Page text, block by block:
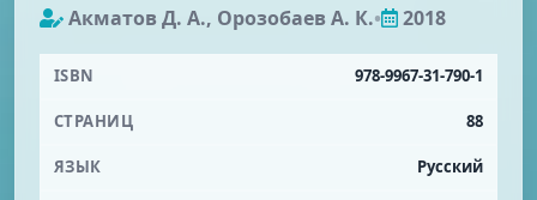
Акматов Д. А., Орозобаев А. К.• 2018
ISBN 978-9967-31-790-1
СТРАНИЦ 88
ЯЗЫК Русский